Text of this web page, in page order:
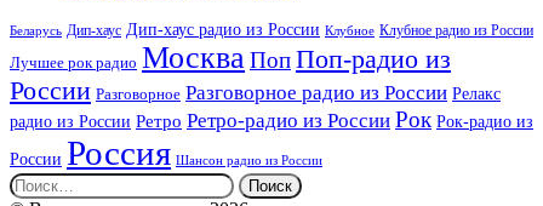
Беларусь Дип-хаус Дип-хаус радио из России Клубное Клубное радио из России
Лучшее рок радио МоскваПопПоп-радио из
России Разговорное Разговорное радио из России Релакс
радио из России Ретро Ретро-радио из России Рок Рок-радио из
России Россия Шансон радио из России
Найти: